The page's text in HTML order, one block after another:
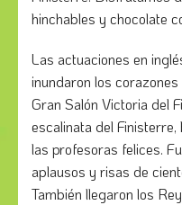
hinchables y chocolate
Las actuaciones en
inundaron los
Gran Salón Victoria del
escalinata del
las profesoras felices.
aplausos y risas de
También llegaron los